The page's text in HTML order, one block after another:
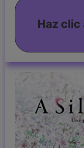
Haz clic